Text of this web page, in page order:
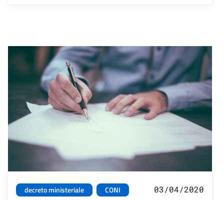
decreto ministeriale
CONI
03/04/2020